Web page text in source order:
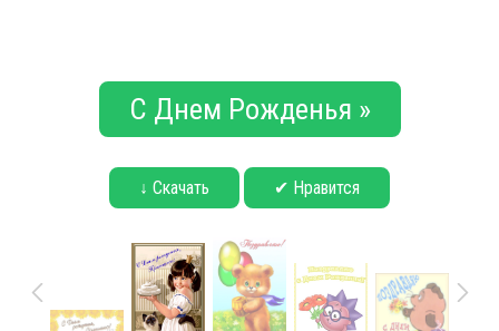
С Днем Рожденья »
↓ Скачать ✔ Нравится